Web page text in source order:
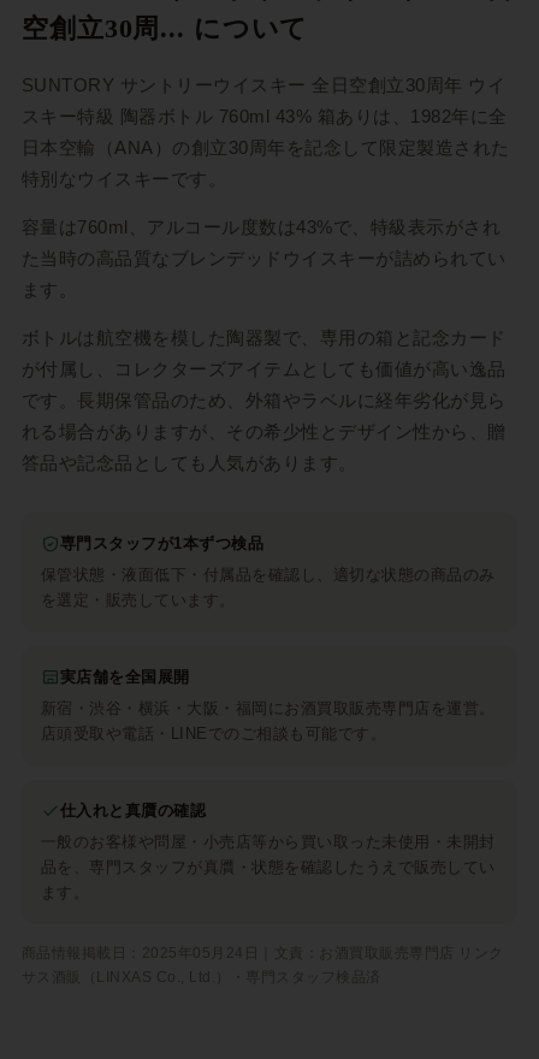
空創立30周... について
SUNTORY サントリーウイスキー 全日空創立30周年 ウイ
スキー特級 陶器ボトル 760ml 43% 箱ありは、1982年に全
日本空輸（ANA）の創立30周年を記念して限定製造された
特別なウイスキーです。
容量は760ml、アルコール度数は43%で、特級表示がされ
た当時の高品質なブレンデッドウイスキーが詰められてい
ます。
ボトルは航空機を模した陶器製で、専用の箱と記念カード
が付属し、コレクターズアイテムとしても価値が高い逸品
です。長期保管品のため、外箱やラベルに経年劣化が見ら
れる場合がありますが、その希少性とデザイン性から、贈
答品や記念品としても人気があります。
専門スタッフが1本ずつ検品
保管状態・液面低下・付属品を確認し、適切な状態の商品のみ
を選定・販売しています。
実店舗を全国展開
新宿・渋谷・横浜・大阪・福岡にお酒買取販売専門店を運営。
店頭受取や電話・LINEでのご相談も可能です。
仕入れと真贋の確認
一般のお客様や問屋・小売店等から買い取った未使用・未開封
品を、専門スタッフが真贋・状態を確認したうえで販売してい
ます。
商品情報掲載日：2025年05月24日｜文責：お酒買取販売専門店 リンク
サス酒販（LINXAS Co., Ltd.）・専門スタッフ検品済